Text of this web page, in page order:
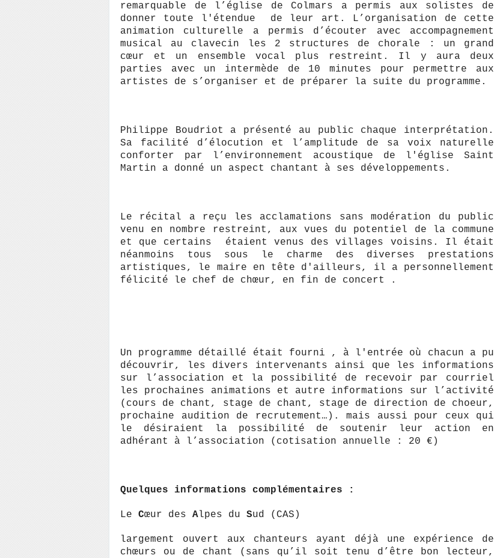
remarquable de l’église de Colmars a permis aux solistes de
donner toute l'étendue de leur art. L’organisation de cette
animation culturelle a permis d’écouter avec accompagnement
musical au clavecin les 2 structures de chorale : un grand
cœur et un ensemble vocal plus restreint. Il y aura deux
parties avec un intermède de 10 minutes pour permettre aux
artistes de s’organiser et de préparer la suite du programme.
Philippe Boudriot a présenté au public chaque interprétation.
Sa facilité d’élocution et l’amplitude de sa voix naturelle
conforter par l’environnement acoustique de l'église Saint
Martin a donné un aspect chantant à ses développements.
Le récital a reçu les acclamations sans modération du public
venu en nombre restreint, aux vues du potentiel de la commune
et que certains étaient venus des villages voisins. Il était
néanmoins tous sous le charme des diverses prestations
artistiques, le maire en tête d'ailleurs, il a personnellement
félicité le chef de chœur, en fin de concert .
Un programme détaillé était fourni , à l'entrée où chacun a pu
découvrir, les divers intervenants ainsi que les informations
sur l’association et la possibilité de recevoir par courriel
les prochaines animations et autre informations sur l’activité
(cours de chant, stage de chant, stage de direction de choeur,
prochaine audition de recrutement…). mais aussi pour ceux qui
le désiraient la possibilité de soutenir leur action en
adhérant à l’association (cotisation annuelle : 20 €)
Quelques informations complémentaires :
Le Cœur des Alpes du Sud (CAS)
largement ouvert aux chanteurs ayant déjà une expérience de
chœurs ou de chant (sans qu’il soit tenu d’être bon lecteur,